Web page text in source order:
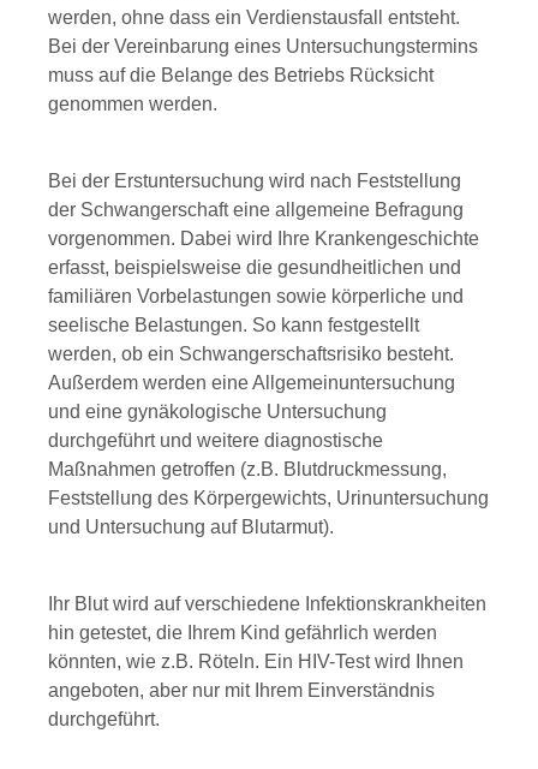
werden, ohne dass ein Verdienstausfall entsteht.
Bei der Vereinbarung eines Untersuchungstermins
muss auf die Belange des Betriebs Rücksicht
genommen werden.
Bei der Erstuntersuchung wird nach Feststellung
der Schwangerschaft eine allgemeine Befragung
vorgenommen. Dabei wird Ihre Krankengeschichte
erfasst, beispielsweise die gesundheitlichen und
familiären Vorbelastungen sowie körperliche und
seelische Belastungen. So kann festgestellt
werden, ob ein Schwangerschaftsrisiko besteht.
Außerdem werden eine Allgemeinuntersuchung
und eine gynäkologische Untersuchung
durchgeführt und weitere diagnostische
Maßnahmen getroffen (z.B. Blutdruckmessung,
Feststellung des Körpergewichts, Urinuntersuchung
und Untersuchung auf Blutarmut).
Ihr Blut wird auf verschiedene Infektionskrankheiten
hin getestet, die Ihrem Kind gefährlich werden
könnten, wie z.B. Röteln. Ein HIV-Test wird Ihnen
angeboten, aber nur mit Ihrem Einverständnis
durchgeführt.